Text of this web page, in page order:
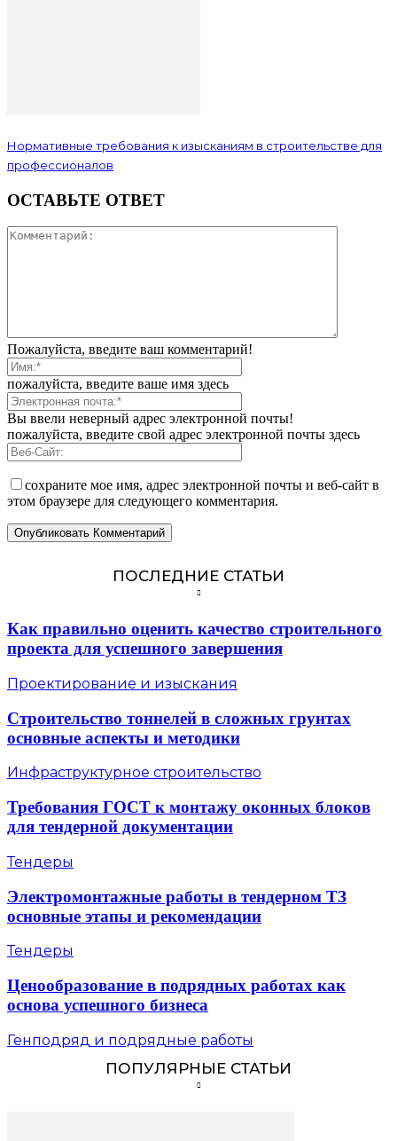
Нормативные требования к изысканиям в строительстве для
профессионалов
ОСТАВЬТЕ ОТВЕТ
Пожалуйста, введите ваш комментарий!
пожалуйста, введите ваше имя здесь
Вы ввели неверный адрес электронной почты!
пожалуйста, введите свой адрес электронной почты здесь
сохраните мое имя, адрес электронной почты и веб-сайт в
этом браузере для следующего комментария.
ПОСЛЕДНИЕ СТАТЬИ
Как правильно оценить качество строительного
проекта для успешного завершения
Проектирование и изыскания
Строительство тоннелей в сложных грунтах
основные аспекты и методики
Инфраструктурное строительство
Требования ГОСТ к монтажу оконных блоков
для тендерной документации
Тендеры
Электромонтажные работы в тендерном ТЗ
основные этапы и рекомендации
Тендеры
Ценообразование в подрядных работах как
основа успешного бизнеса
Генподряд и подрядные работы
ПОПУЛЯРНЫЕ СТАТЬИ